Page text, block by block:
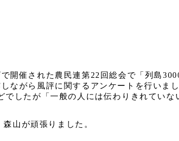
開催された農民連第22回総会で「列島
ながら風評に関するアンケートを行いま
でしたが「一般の人には伝わりきれてい
山が頑張りました。